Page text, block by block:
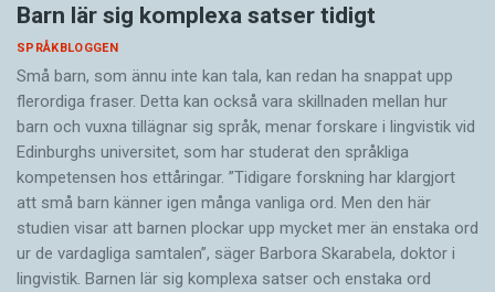
Barn lär sig komplexa satser tidigt
SPRÅKBLOGGEN
Små barn, som ännu inte kan tala, kan redan ha snappat upp
flerordiga fraser. Detta kan också vara skillnaden mellan hur
barn och vuxna tillägnar sig språk, menar forskare i lingvistik vid
Edinburghs universitet, som har studerat den språkliga
kompetensen hos ettåringar. ”Tidigare forskning har klargjort
att små barn känner igen många vanliga ord. Men den här
studien visar att barnen plockar upp mycket mer än enstaka ord
ur de vardagliga samtalen”, säger Barbora Skarabela, doktor i
lingvistik. Barnen lär sig komplexa satser och enstaka ord